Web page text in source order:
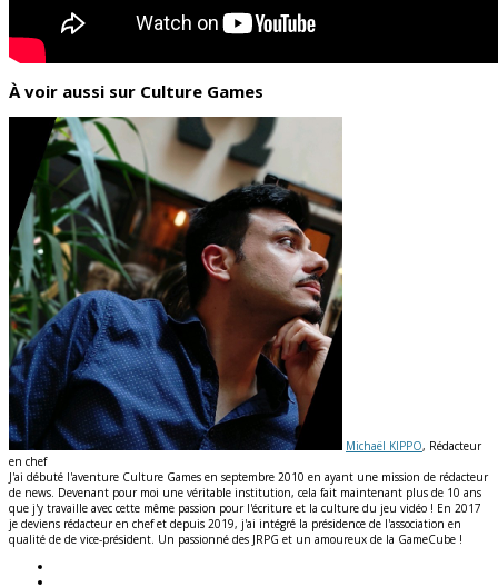
À voir aussi sur Culture Games
Michaël KIPPO, Rédacteur
en chef
J'ai débuté l'aventure Culture Games en septembre 2010 en ayant une mission de rédacteur
de news. Devenant pour moi une véritable institution, cela fait maintenant plus de 10 ans
que j'y travaille avec cette même passion pour l'écriture et la culture du jeu vidéo ! En 2017
je deviens rédacteur en chef et depuis 2019, j'ai intégré la présidence de l'association en
qualité de de vice-président. Un passionné des JRPG et un amoureux de la GameCube !